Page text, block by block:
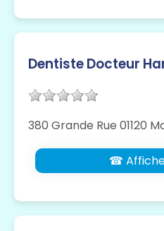
Dentiste Docteur
380 Grande Rue 01120
☎